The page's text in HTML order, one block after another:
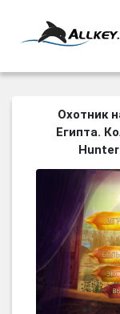
ВСЕ ИГРЫ
ПОИСК
ТРИ-В-РЯД
СТРАТЕГИИ
СТРЕЛЯЛКИ
КВЕСТ
Охотник
Египта.